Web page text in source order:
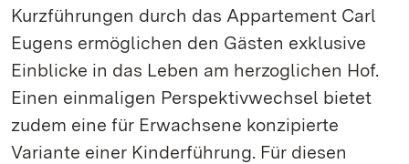
Kurzführungen durch das Appartement Carl
Eugens ermöglichen den Gästen exklusive
Einblicke in das Leben am herzoglichen Hof.
Einen einmaligen Perspektivwechsel bietet
zudem eine für Erwachsene konzipierte
Variante einer Kinderführung. Für diesen